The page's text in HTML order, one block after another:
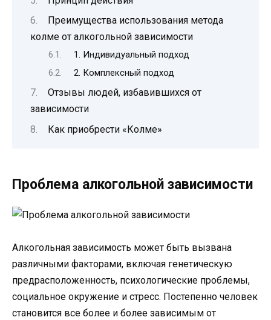
Преимущества использования метода
колме от алкогольной зависимости
1. Индивидуальный подход
2. Комплексный подход
Отзывы людей, избавившихся от
зависимости
Как приобрести «Колме»
Проблема алкогольной зависимости
Алкогольная зависимость может быть вызвана
различными факторами, включая генетическую
предрасположенность, психологические проблемы,
социальное окружение и стресс. Постепенно человек
становится все более и более зависимым от